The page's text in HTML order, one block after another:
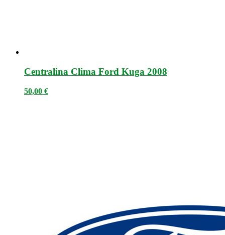
Centralina Clima Ford Kuga 2008
50,00 €